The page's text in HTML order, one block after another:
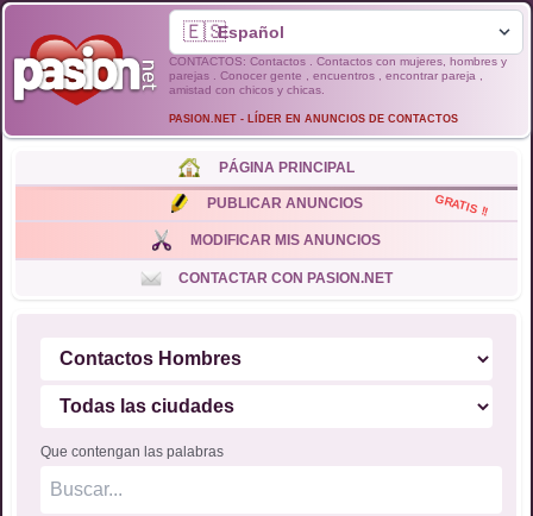
🇪🇸
CONTACTOS: Contactos . Contactos con mujeres, hombres y
parejas . Conocer gente , encuentros , encontrar pareja ,
amistad con chicos y chicas.
PASION.NET - LÍDER EN ANUNCIOS DE CONTACTOS
Que contengan las palabras
PÁGINA PRINCIPAL
PUBLICAR ANUNCIOS GRATIS !!
MODIFICAR MIS ANUNCIOS
CONTACTAR CON PASION.NET